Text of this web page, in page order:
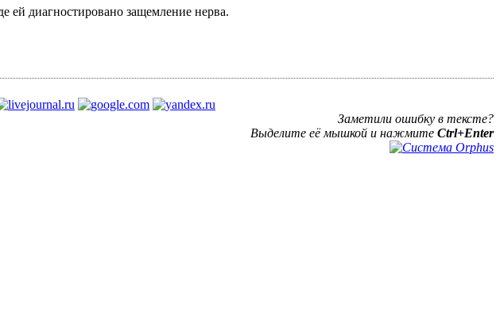
ей диагностировано защемление нерва.
Заметили ошибку в тексте?
Выделите её мышкой и нажмите Ctrl+Enter